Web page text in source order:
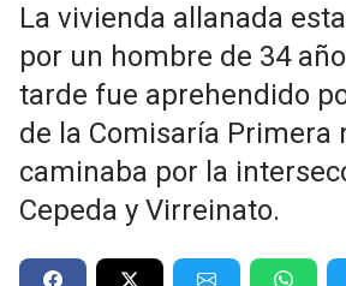
La vivienda allanada
por un hombre de 34
tarde fue aprehendido
de la Comisaría Primera
caminaba por la
Cepeda y Virreinato.